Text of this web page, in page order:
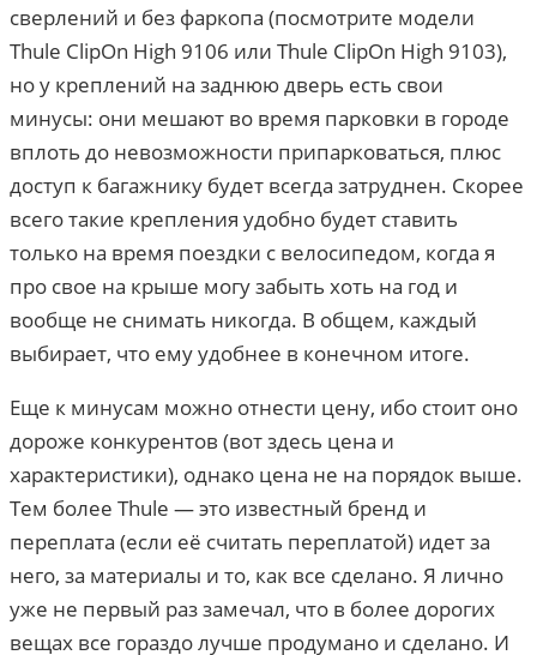
сверлений и без фаркопа (посмотрите модели
Thule ClipOn High 9106 или Thule ClipOn High 9103),
но у креплений на заднюю дверь есть свои
минусы: они мешают во время парковки в городе
вплоть до невозможности припарковаться, плюс
доступ к багажнику будет всегда затруднен. Скорее
всего такие крепления удобно будет ставить
только на время поездки с велосипедом, когда я
про свое на крыше могу забыть хоть на год и
вообще не снимать никогда. В общем, каждый
выбирает, что ему удобнее в конечном итоге.
Еще к минусам можно отнести цену, ибо стоит оно
дороже конкурентов (вот здесь цена и
характеристики), однако цена не на порядок выше.
Тем более Thule — это известный бренд и
переплата (если её считать переплатой) идет за
него, за материалы и то, как все сделано. Я лично
уже не первый раз замечал, что в более дорогих
вещах все гораздо лучше продумано и сделано. И